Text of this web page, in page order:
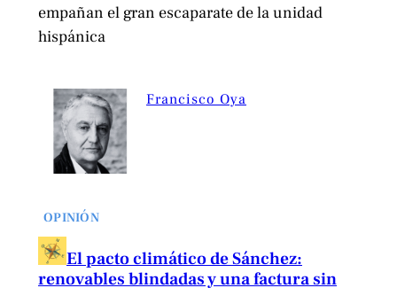
empañan el gran escaparate de la unidad
hispánica
Francisco Oya
OPINIÓN
El pacto climático de Sánchez:
renovables blindadas y una factura sin